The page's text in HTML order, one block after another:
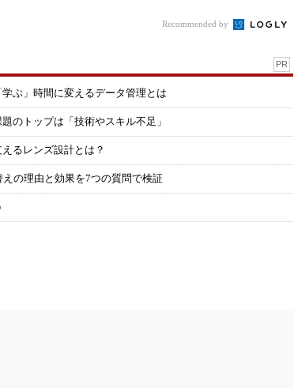
Recommended by
PR
ぶ」時間に変えるデータ管理とは
のトップは「技術やスキル不足」
るレンズ設計とは？
の理由と効果を7つの質問で検証